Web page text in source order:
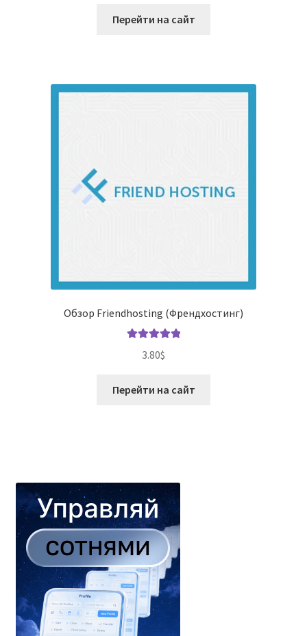
из 5
Перейти на сайт
Обзор Friendhosting (Френдхостинг)
из 5
3.80$
Перейти на сайт